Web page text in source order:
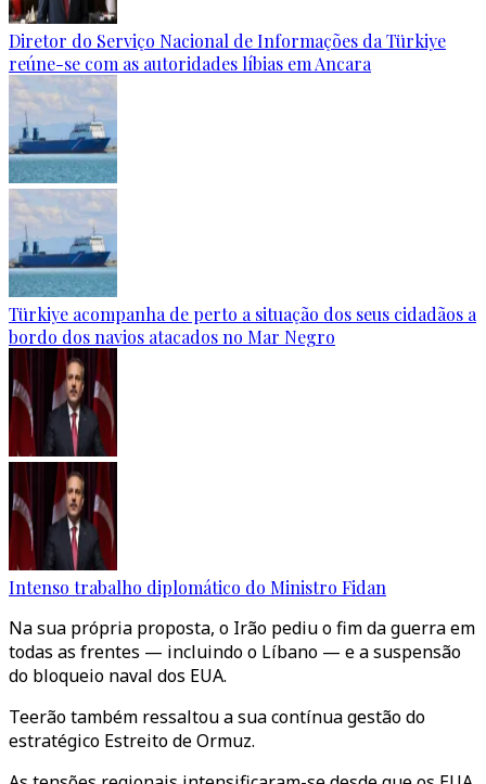
Diretor do Serviço Nacional de Informações da Türkiye
reúne-se com as autoridades líbias em Ancara
Türkiye acompanha de perto a situação dos seus cidadãos a
bordo dos navios atacados no Mar Negro
Intenso trabalho diplomático do Ministro Fidan
Na sua própria proposta, o Irão pediu o fim da guerra em
todas as frentes — incluindo o Líbano — e a suspensão
do bloqueio naval dos EUA.
Teerão também ressaltou a sua contínua gestão do
estratégico Estreito de Ormuz.